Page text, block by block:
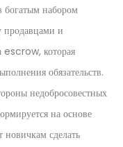
богатым набором
продавцами и
escrow, которая
обязательств.
недобросовестных
на основе
новичкам сделать